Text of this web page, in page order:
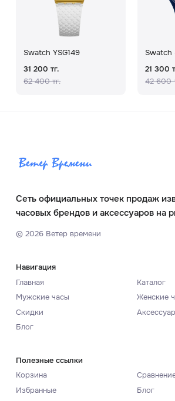
Swatch YSG149
31 200 тг.
62 400 тг.
Swatch
21 300
42 600
Сеть официальных точек продаж
часовых брендов и аксессуаров на
© 2026Ветер времени
Навигация
Главная
Каталог
Мужские часы
Женские
Скидки
Блог
Полезные ссылки
Корзина
Избранные
Блог